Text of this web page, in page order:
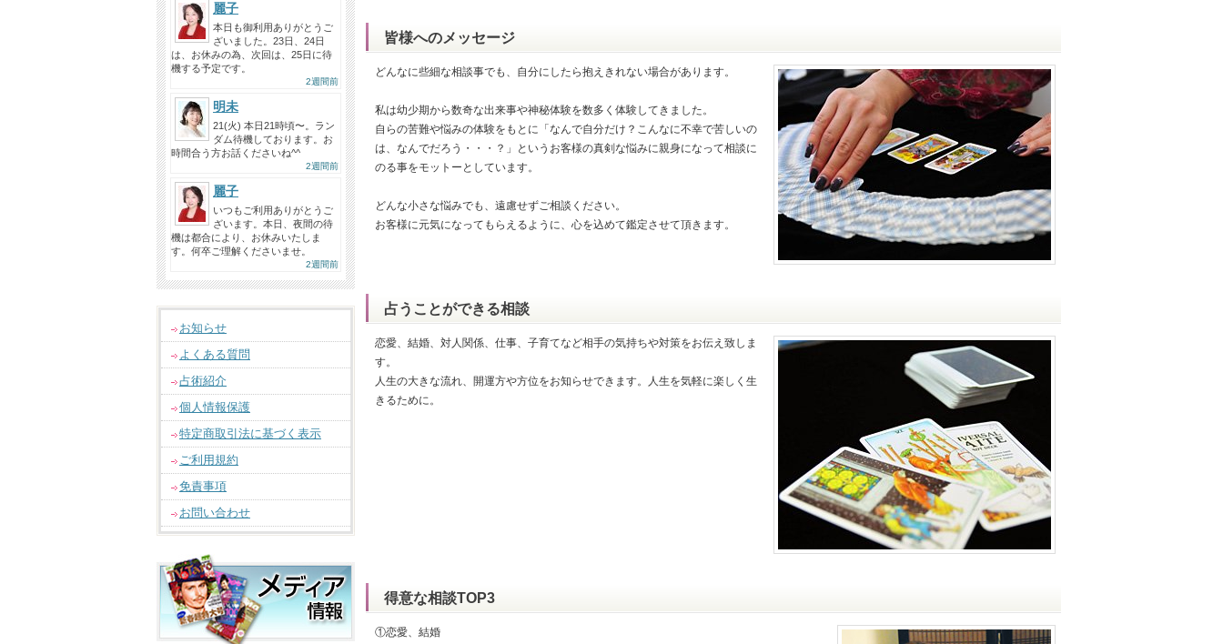
麗子
本日も御利用ありがとうご
ざいました。23日、24日
は、お休みの為、次回は、25日に待
機する予定です。
2週間前
明未
21(火) 本日21時頃〜。ラン
ダム待機しております。お
時間合う方お話くださいね^^
2週間前
麗子
いつもご利用ありがとうご
ざいます。本日、夜間の待
機は都合により、お休みいたしま
す。何卒ご理解くださいませ。
2週間前
お知らせ
よくある質問
占術紹介
個人情報保護
特定商取引法に基づく表示
ご利用規約
免責事項
お問い合わせ
皆様へのメッセージ
どんなに些細な相談事でも、自分にしたら抱えきれない場合があります。
私は幼少期から数奇な出来事や神秘体験を数多く体験してきました。
自らの苦難や悩みの体験をもとに「なんで自分だけ？こんなに不幸で苦しいの
は、なんでだろう・・・？」というお客様の真剣な悩みに親身になって相談に
のる事をモットーとしています。
どんな小さな悩みでも、遠慮せずご相談ください。
お客様に元気になってもらえるように、心を込めて鑑定させて頂きます。
占うことができる相談
恋愛、結婚、対人関係、仕事、子育てなど相手の気持ちや対策をお伝え致しま
す。
人生の大きな流れ、開運方や方位をお知らせできます。人生を気軽に楽しく生
きるために。
得意な相談TOP3
①恋愛、結婚